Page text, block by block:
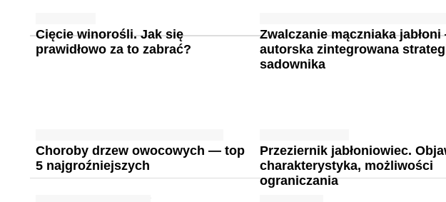
Cięcie winorośli. Jak się
prawidłowo za to zabrać?
Zwalczanie mączniaka
autorska zintegrowana
sadownika
Choroby drzew owocowych — top
5 najgroźniejszych
Przeziernik jabłoniowiec.
charakterystyka, możliwości
ograniczania